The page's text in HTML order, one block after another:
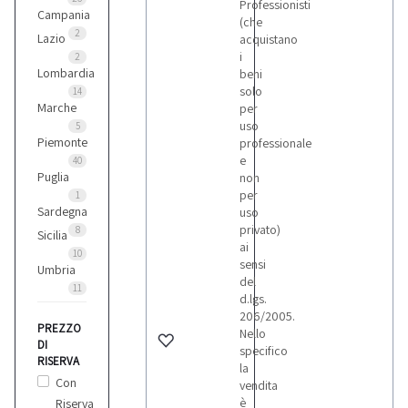
Campania
2
Lazio
2
Lombardia
14
Marche
5
Piemonte
40
Puglia
1
Sardegna
8
Sicilia
10
Umbria
11
PREZZO
DI
RISERVA
Con
Riserva
Professionisti
(che
acquistano
i
beni
solo
per
uso
professionale
e
non
per
uso
privato)
ai
sensi
del
d.lgs.
206/2005.
Nello
specifico
la
vendita
è